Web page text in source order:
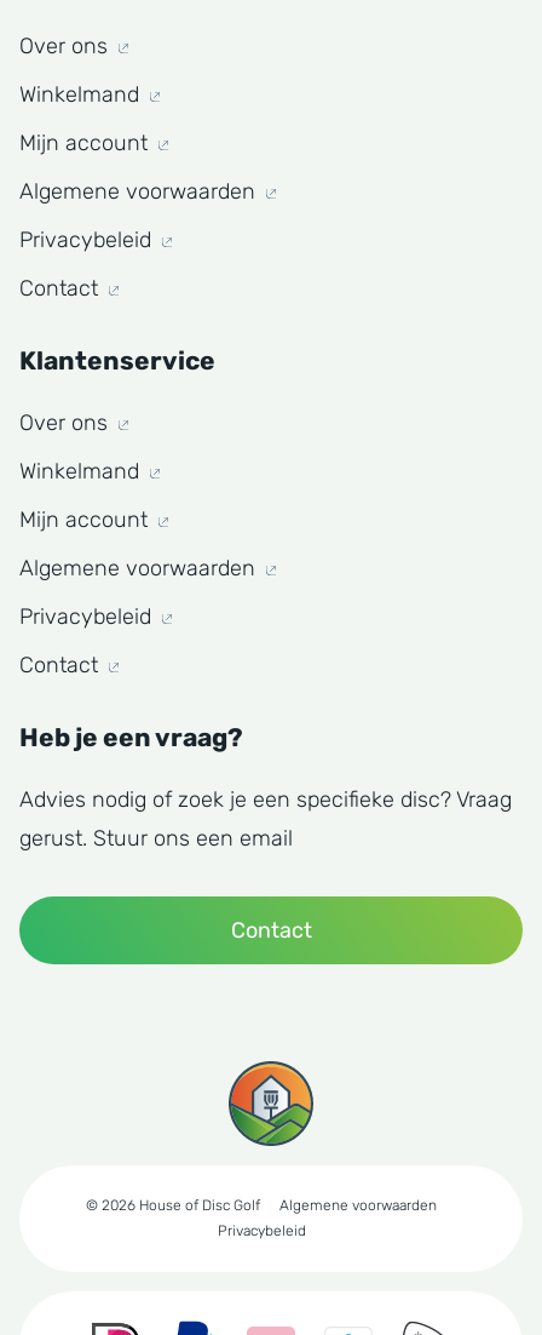
Over ons
Winkelmand
Mijn account
Algemene voorwaarden
Privacybeleid
Contact
Klantenservice
Over ons
Winkelmand
Mijn account
Algemene voorwaarden
Privacybeleid
Contact
Heb je een vraag?
Advies nodig of zoek je een specifieke disc? Vraag
gerust. Stuur ons een email
Contact
© 2026 House of Disc Golf
Algemene voorwaarden
Privacybeleid